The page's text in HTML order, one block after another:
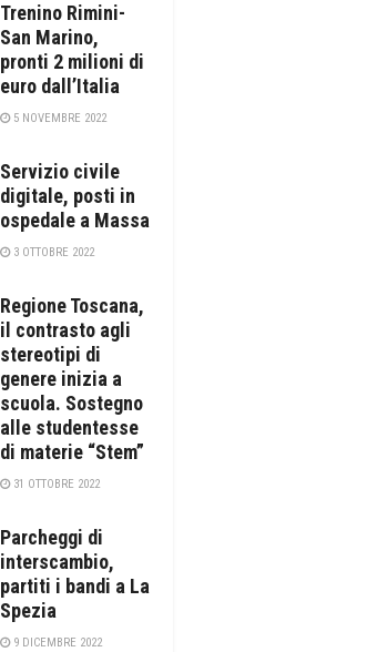
Trenino Rimini-
San Marino,
pronti 2 milioni di
euro dall’Italia
5 NOVEMBRE 2022
Servizio civile
digitale, posti in
ospedale a Massa
3 OTTOBRE 2022
Regione Toscana,
il contrasto agli
stereotipi di
genere inizia a
scuola. Sostegno
alle studentesse
di materie “Stem”
31 OTTOBRE 2022
Parcheggi di
interscambio,
partiti i bandi a La
Spezia
9 DICEMBRE 2022